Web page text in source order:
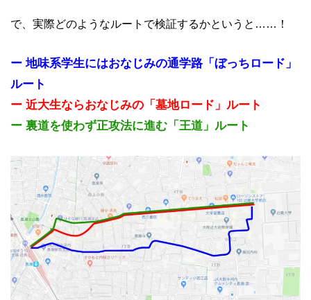
で、実際どのようなルートで検証するかというと……！
ー 地味系学生にはおなじみの通学路「ぼっちロード」
ルート
ー 近大生ならおなじみの「墓地ロード」ルート
ー 裏道を使わず正攻法に進む「王道」ルート